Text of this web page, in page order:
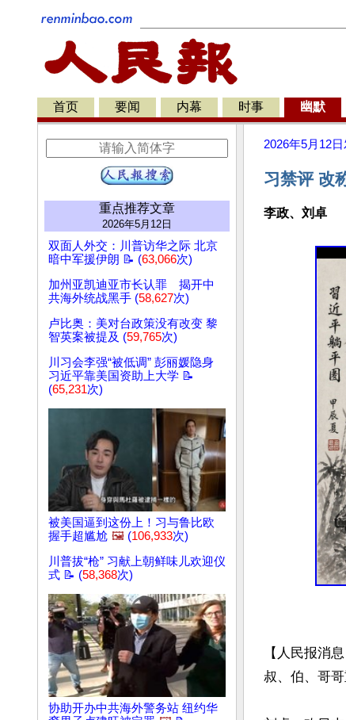
首页 要闻 内幕 时事 幽默
重点推荐文章
2026年5月12日
双面人外交：川普访华之际 北京
暗中军援伊朗 📝 (63,066次)
加州亚凯迪亚市长认罪 揭开中
共海外统战黑手 (58,627次)
卢比奥：美对台政策没有改变 黎
智英案被提及 (59,765次)
川习会李强“被低调” 彭丽媛隐身
习近平靠美国资助上大学 📝
(65,231次)
被美国逼到这份上！习与鲁比欧
握手超尴尬 🖼️ (106,933次)
川普拔“枪” 习献上朝鲜味儿欢迎仪
式 📝 (58,368次)
协助开办中共海外警务站 纽约华
2026年5月12日
习禁评 改
李政、刘卓
【人民报消
叔、伯、哥